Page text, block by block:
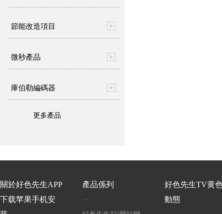
節能改造項目
微秒產品
庫伯勒編碼器
更多產品
關於好色先生APP
下载苹果手机安
產品係列
好色先生TV黄
動態